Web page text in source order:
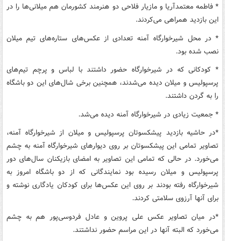
* فاطمه معتمدآریا و مازیار فلاحی دو هنرمند کشورمان هم میلانی‌ها را در
این بازدید همراهی می‌کردند.
* در محل شیرخوارگاه آمنه تعدادی از عکس‌های ستاره‌های تیم میلان
نصب شده بود.
* کودکانی که در شیرخوارگاه حضور داشتند با لباس و پرچم تیم‌های
پرسپولیس و میلان دیده می‌شدند، همچنین برخی شال‌های این دو باشگاه
را به گردن داشتند.
* جمعیت زیادی در شیرخوارگاه آمنه دیده می‌شد.
*در حاشیه بازدید پیشکسوتان پرسپولیس و میلان از شیرخوارگاه آمنه،
تصاویر تمامی این پیشکسوتان بر روی دیوارهای شیرخوارگاه آمنه به چشم
می‌خورد. در حالی که تمامی این تصاویر به امضای بازیکنان سال‌های دور
پرسپولیس و میلان رسیده بود نمایندگانی که از دو باشگاه امروز به
شیرخوارگاه رفته بودند بر روی این عکس‌ها برای کودکان یادگاری نوشته و
برای آنها آرزوی سلامتی کردند.
*در میان تصاویر عکس علی پروین و عادل فردوسی‌پور هم به چشم
می‌خورد که البته آنها در این مراسم حضور نداشتند.